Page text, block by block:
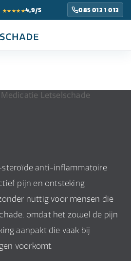
★★★★★4,9/5 085 013 1 013
anti-inflammatoire
pijn en ontsteking
nuttig voor mensen die
omdat het zowel de pijn
aanpakt die vaak bij
voorkomt.